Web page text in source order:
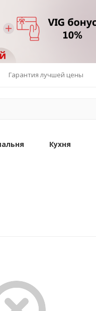
Гарантия лучшей цены
Кухня